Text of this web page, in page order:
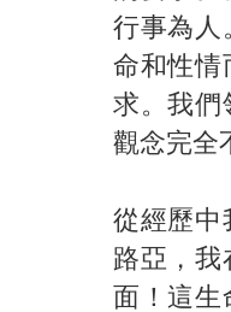
行事為人
命和性情
求。我們
觀念完全
從經歷中
路亞，我
面！這生